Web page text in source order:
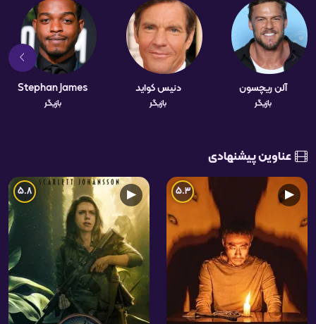
آلن ریچسون
بازیگر
دنیس کواید
بازیگر
Stephan James
بازیگر
عناوین پیشنهادی
▶
5.3
▶
5.8